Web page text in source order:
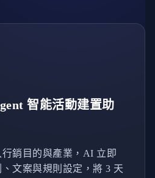
智能活動建置助
銷目的與產業，AI 立即
文案與規則設定，將 3 天